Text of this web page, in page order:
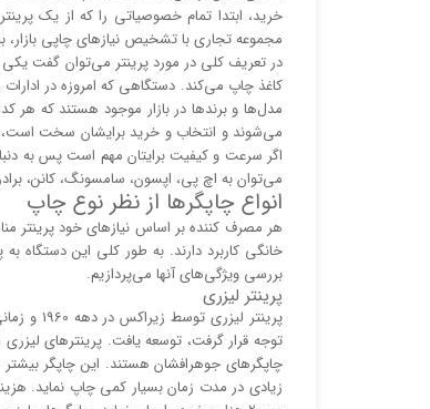
خرید، ابتدا تمام خصوصیاتی را که از یک
مجموعه تجاری با تشخیص نیاز‌‌های چاپی
در تعریف کلی در مورد پرینتر می‌توان گفت یکی
کاغذ چاپ می‌کند. دستگاهی که امروزه در
مدل‌ها و برند‌ها در بازار موجود هستند که هر
می‌شوند و انتخاب و خرید برایشان سخت است،
اگر سرعت و کیفیت برایتان مهم است پس به
می‌توان به اچ پی، اپسون، سامسونگ، کانن،
انواع چاپگر‌ها از نظر نوع چاپ
هر مصرف کننده بر اساس نیاز‌های خود پرینتر
خانگی کاربرد دارند. به طور کلی این دستگاه
بررسی ویژگی‌های آنها می‌پردازیم.
پرینتر لیزری
پرینتر
توجه قرار گرفت، توسعه یافت. پرینتر‌های لیزری
چاپگر‌های جوهرافشان هستند. این چاپگر
زیادی در مدت زمان بسیار کمی چاپ نماید.